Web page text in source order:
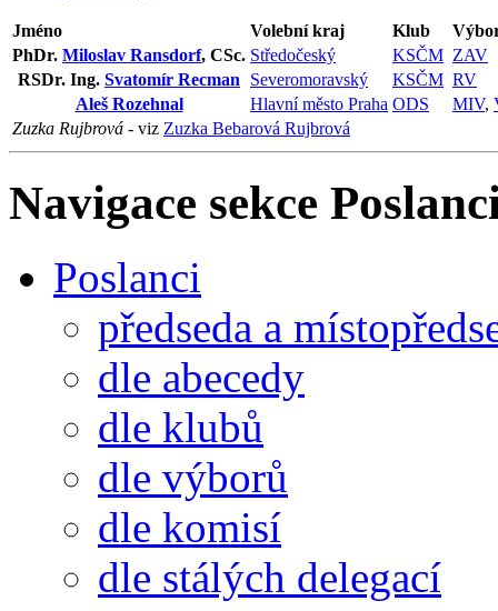
Jméno Volební kraj Klub
PhDr. Miloslav Ransdorf, CSc. Středočeský KSČM ZAV
RSDr. Ing. Svatomír Recman Severomoravský KSČM RV
Aleš Rozehnal
Hlavní město Praha ODS MIV,
Zuzka Rujbrová - viz Zuzka Bebarová Rujbrová
Navigace sekce
Poslanci
předseda a
dle abecedy
dle klubů
dle výborů
dle komisí
dle stálých delegací